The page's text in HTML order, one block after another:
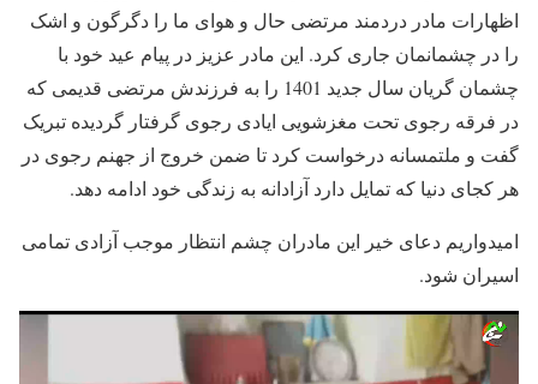
اظهارات مادر دردمند مرتضی حال و هوای ما را دگرگون و اشک
را در چشمانمان جاری کرد. این مادر عزیز در پیام عید خود با
چشمان گریان سال جدید 1401 را به فرزندش مرتضی قدیمی که
در فرقه رجوی تحت مغزشویی ایادی رجوی گرفتار گردیده تبریک
گفت و ملتمسانه درخواست کرد تا ضمن خروج از جهنم رجوی در
هر کجای دنیا که تمایل دارد آزادانه به زندگی خود ادامه دهد.
امیدواریم دعای خیر این مادران چشم انتظار موجب آزادی تمامی
اسیران شود.